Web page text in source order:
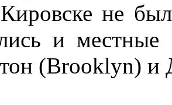
не
и
(Brooklyn) и